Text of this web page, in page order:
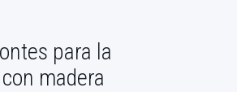
para la
madera